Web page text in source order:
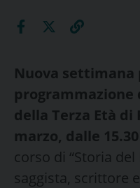
Nuova settimana
programmazione
della Terza Età di
marzo, dalle 15.30
corso di “Storia
saggista, scrittore